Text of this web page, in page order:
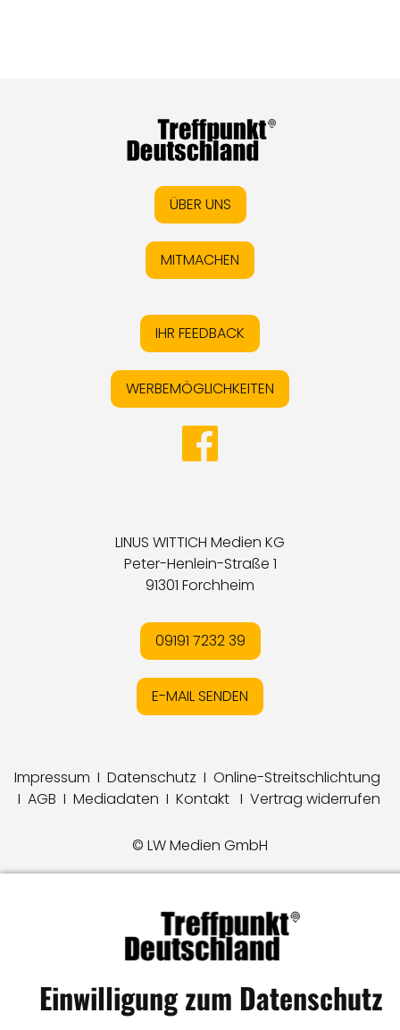
ÜBER UNS
MITMACHEN
IHR FEEDBACK
WERBEMÖGLICHKEITEN
LINUS WITTICH Medien KG
Peter-Henlein-Straße 1
91301 Forchheim
09191 7232 39
E-MAIL SENDEN
Impressum I Datenschutz I Online-Streitschlichtung
I AGB I Mediadaten I Kontakt I Vertrag widerrufen
© LW Medien GmbH
Einwilligung zum Datenschutz